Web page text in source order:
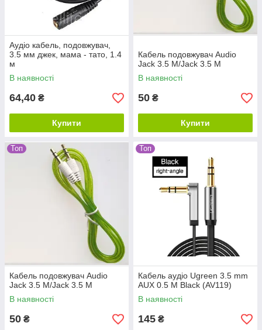
Аудіо кабель, подовжувач,
3.5 мм джек, мама - тато, 1.4
м
В наявності
64,40 ₴
Купити
Кабель подовжувач Audio
Jack 3.5 M/Jack 3.5 М
В наявності
50 ₴
Купити
Топ
Кабель подовжувач Audio
Jack 3.5 M/Jack 3.5 М
В наявності
50 ₴
Топ
Кабель аудіо Ugreen 3.5 mm
AUX 0.5 M Black (AV119)
В наявності
145 ₴